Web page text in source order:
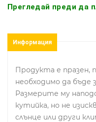
Прегледай преди да
Информация
Продукта е празен,
необходимо да бъде
Размерите му
кутийка, но не
слънце или други